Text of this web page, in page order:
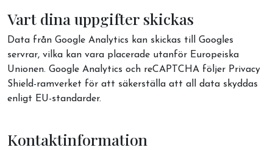
Vart dina uppgifter skickas
Data från Google Analytics kan skickas till Googles
servrar, vilka kan vara placerade utanför Europeiska
Unionen. Google Analytics och reCAPTCHA följer Privacy
Shield-ramverket för att säkerställa att all data skyddas
enligt EU-standarder.
Kontaktinformation